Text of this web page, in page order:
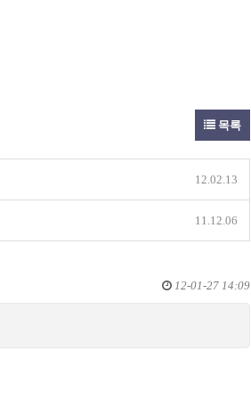
목록
12.02.13
11.12.06
12-01-27 14:09